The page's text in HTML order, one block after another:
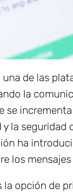
de las
la
se
la seguridad
ha
los
opción de